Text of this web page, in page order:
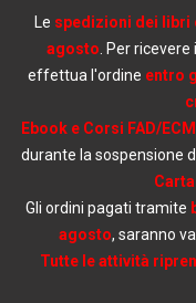
Le spedizioni dei libri
agosto . Per
effettua l'ordine entro
Ebook e Corsi FAD/ECM
durante la sospensione
Gli ordini pagati tramite
agosto, saranno
Tutte le attività